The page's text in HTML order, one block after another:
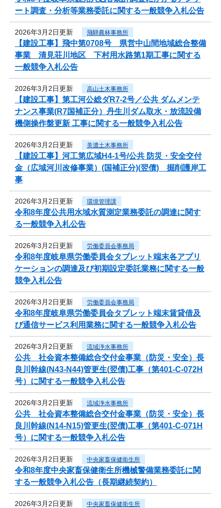
ート調査・分析等業務委託に関する一般競争入札公告
2026年3月2日更新 飛騨農林事務所
【建設工事】飛中第0708号 県営中山間地域総合整備
事業 清見荘川地区 下村用水路第1期工事に関する
一般競争入札公告
2026年3月2日更新 高山土木事務所
【建設工事】第工河公総ダR7-2号／公共 ダムメンテ
ナンス事業(R7国補正分）丹生川ダム取水・放流設備
機側操作盤更新 工事に関する一般競争入札公告
2026年3月2日更新 美濃土木事務所
【建設工事】河工第広域H4-1号/公共 防災・安全交付
金（広域河川改修事業）(国補正分)(翌債) 掘削護岸工
事
2026年3月2日更新 環境管理課
令和8年度公共用水域水質測定業務委託の調達に関す
る一般競争入札公告
2026年3月2日更新 労働委員会事務局
令和8年度岐阜県労働委員会タブレット端末各アプリ
ケーションの調達及び初期設定委託業務に関する一般
競争入札公告
2026年3月2日更新 労働委員会事務局
令和8年度岐阜県労働委員会タブレット端末賃貸借及
び通信サービス利用業務に関する一般競争入札公告
2026年3月2日更新 流域浄水事務所
公共 社会資本整備総合交付金事業（防災・安全）長
良川幹線(N43-N44)管更生(翌債)工事（第401-C-072H
号）に関する一般競争入札公告
2026年3月2日更新 流域浄水事務所
公共 社会資本整備総合交付金事業（防災・安全）長
良川幹線(N14-N15)管更生(翌債)工事（第401-C-071H
号）に関する一般競争入札公告
2026年3月2日更新 中央家畜保健衛生所
令和8年度中央家畜保健衛生所機械警備業務委託に関
する一般競争入札公告（長期継続契約）
2026年3月2日更新 中央家畜保健衛生所